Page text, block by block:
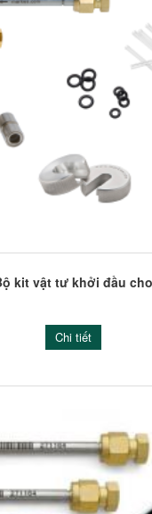
kit vật tư khởi đầu
Chi tiết